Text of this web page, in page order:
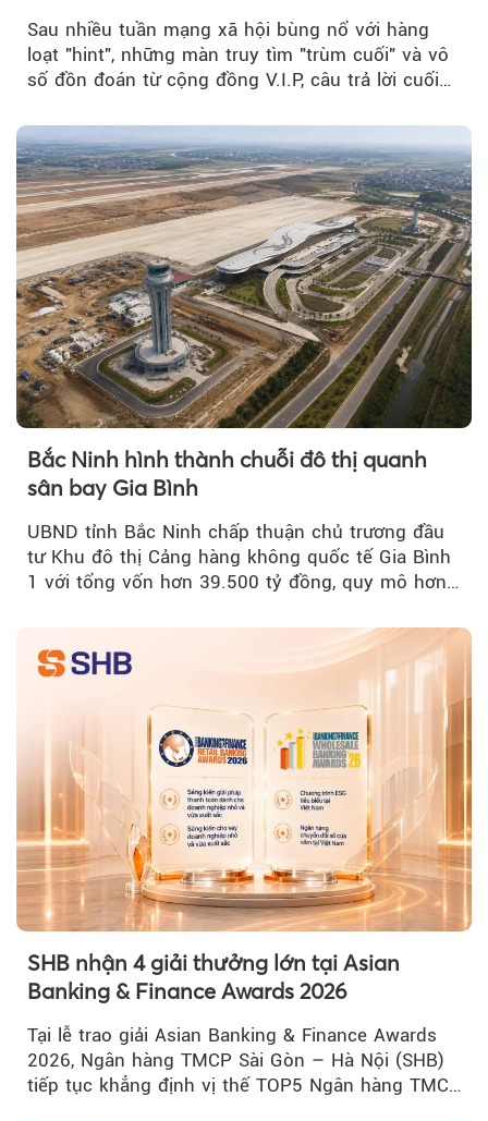
BIGBANG World Tour tại Việt Nam
Sau nhiều tuần mạng xã hội bùng nổ với hàng
loạt "hint", những màn truy tìm "trùm cuối" và vô
số đồn đoán từ cộng đồng V.I.P, câu trả lời cuối
Bắc Ninh hình thành chuỗi đô thị quanh
sân bay Gia Bình
UBND tỉnh Bắc Ninh chấp thuận chủ trương đầu
tư Khu đô thị Cảng hàng không quốc tế Gia Bình
1 với tổng vốn hơn 39.500 tỷ đồng, quy mô hơn
SHB nhận 4 giải thưởng lớn tại Asian
Banking & Finance Awards 2026
Tại lễ trao giải Asian Banking & Finance Awards
2026, Ngân hàng TMCP Sài Gòn – Hà Nội (SHB)
tiếp tục khẳng định vị thế TOP5 Ngân hàng TMCP